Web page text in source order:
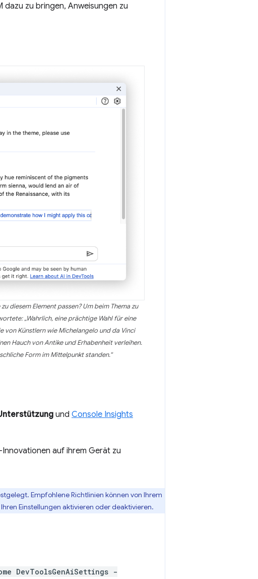
dazu zu bringen, Anweisungen zu
diesem Element passen? Um beim Thema zu
„Wahrlich, eine prächtige Wahl für eine
Künstlern wie Michelangelo und da Vinci
Hauch von Antike und Erhabenheit verleihen.
Form im Mittelpunkt standen.“
und Console Insights
auf ihrem Gerät zu
Empfohlene Richtlinien können von Ihrem
Einstellungen aktivieren oder deaktivieren.
DevToolsGenAiSettings -